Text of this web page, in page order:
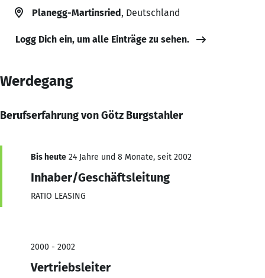
Planegg-Martinsried, Deutschland
Logg Dich ein, um alle Einträge zu sehen.
Werdegang
Berufserfahrung von Götz Burgstahler
Bis heute 24 Jahre und 8 Monate, seit 2002
Inhaber/Geschäftsleitung
RATIO LEASING
2000 - 2002
Vertriebsleiter